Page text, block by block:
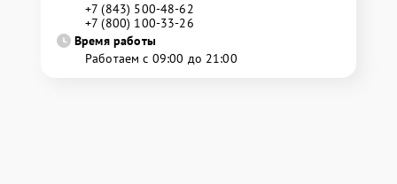
+7 (843) 500-48-62
+7 (800) 100-33-26
Время работы
Работаем с 09:00 до 21:00